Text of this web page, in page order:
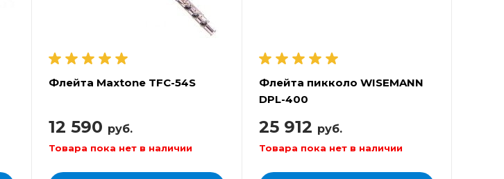
Флейта Maxtone TFC-54S
12 590 руб.
Товара пока нет в наличии
Флейта пикколо WISEMANN
DPL-400
25 912 руб.
Товара пока нет в наличии